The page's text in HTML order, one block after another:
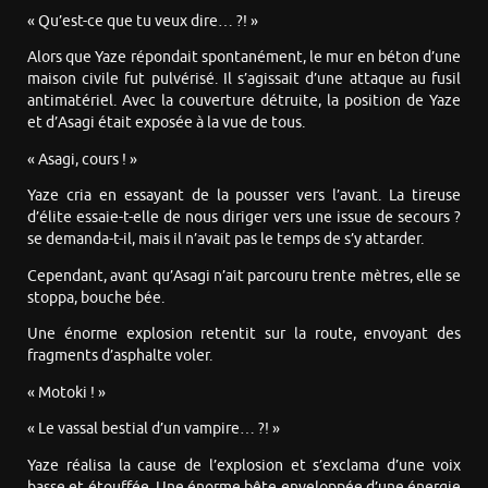
« Qu’est-ce que tu veux dire… ?! »
Alors que Yaze répondait spontanément, le mur en béton d’une
maison civile fut pulvérisé. Il s’agissait d’une attaque au fusil
antimatériel. Avec la couverture détruite, la position de Yaze
et d’Asagi était exposée à la vue de tous.
« Asagi, cours ! »
Yaze cria en essayant de la pousser vers l’avant. La tireuse
d’élite essaie-t-elle de nous diriger vers une issue de secours ?
se demanda-t-il, mais il n’avait pas le temps de s’y attarder.
Cependant, avant qu’Asagi n’ait parcouru trente mètres, elle se
stoppa, bouche bée.
Une énorme explosion retentit sur la route, envoyant des
fragments d’asphalte voler.
« Motoki ! »
« Le vassal bestial d’un vampire… ?! »
Yaze réalisa la cause de l’explosion et s’exclama d’une voix